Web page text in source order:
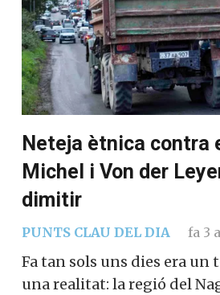
Neteja ètnica contra
Michel i Von der
dimitir
PUNTS CLAU DEL DIA fa 3
Fa tan sols uns dies era un
una realitat: la regió del